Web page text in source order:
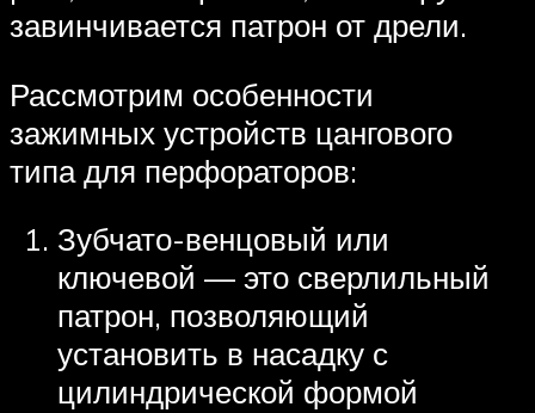
завинчивается патрон от дрели.
Рассмотрим особенности
зажимных устройств цангового
типа для перфораторов:
Зубчато-венцовый или
ключевой — это сверлильный
патрон, позволяющий
установить в насадку с
цилиндрической формой